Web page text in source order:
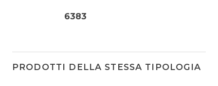
6383
PRODOTTI DELLA STESSA TIPOLOGIA